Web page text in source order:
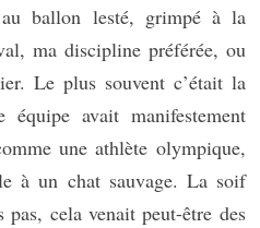
ballon lesté, grimpé à la
ma discipline préférée, ou
Le plus souvent c’était la
avait manifestement
une athlète olympique,
à un chat sauvage. La soif
cela venait peut-être des